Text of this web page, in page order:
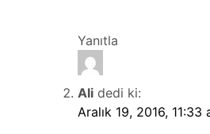
Yanıtla
Ali dedi ki:
Aralık 19, 2016, 11:33